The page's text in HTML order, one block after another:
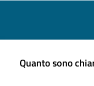
Quanto sono